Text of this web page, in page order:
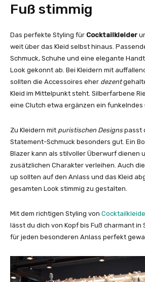
Fuß stimmig
Das perfekte Styling für Cocktailkleider
weit über das Kleid selbst hinaus.
Schmuck, Schuhe und eine elegante
Look gekonnt ab. Bei Kleidern mit
sollten die Accessoires eher dezent
Kleid im Mittelpunkt steht. Silberfarbene
eine Clutch etwa ergänzen ein funkelndes
Zu Kleidern mit puristischen Designs passt
Statement-Schmuck besonders gut. Ein
Blazer kann als stilvoller Überwurf dienen
zusätzlichen Charakter verleihen. Auch
up sollten auf den Anlass und das Kleid
gesamten Look stimmig zu gestalten.
Mit dem richtigen Styling von
lässt du dich von Kopf bis Fuß charmant in
für jeden besonderen Anlass perfekt